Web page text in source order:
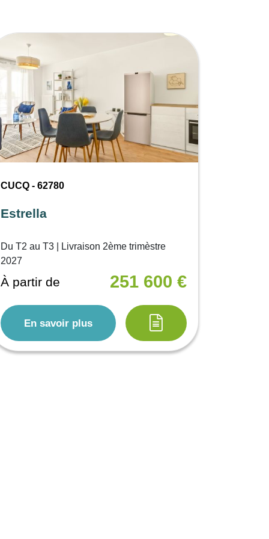
CUCQ - 62780
Estrella
Du T2 au T3 | Livraison 2ème trimèstre
2027
À partir de 251 600 €
En savoir plus